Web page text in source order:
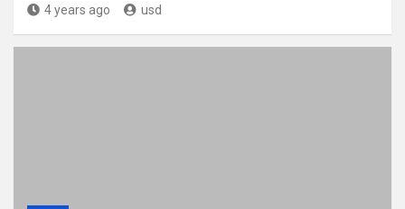
4 years ago usd